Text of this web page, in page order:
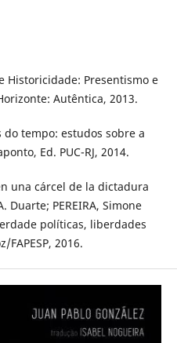
Historicidade: Presentismo e
Autêntica, 2013.
do tempo: estudos sobre a
Ed. PUC-RJ, 2014.
una cárcel de la dictadura
Duarte; PEREIRA, Simone
políticas, liberdades
FAPESP, 2016.